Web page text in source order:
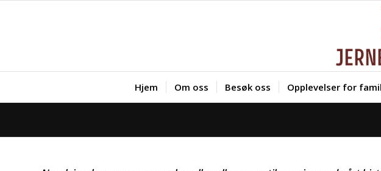
Hjem Om oss Besøk oss Opplevelser for